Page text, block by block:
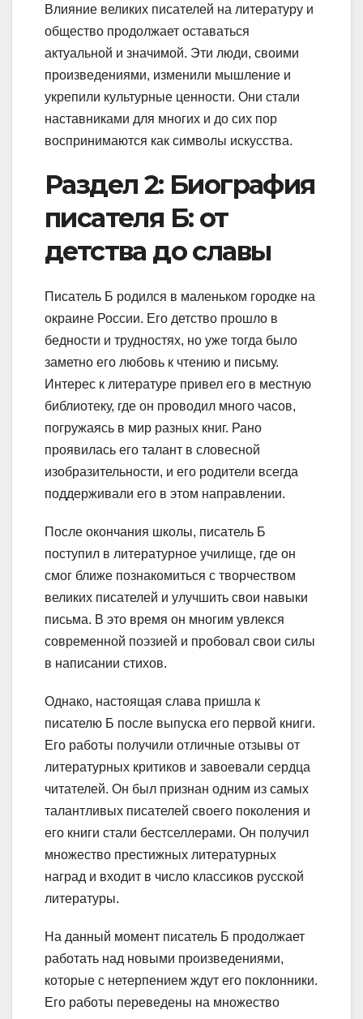
Влияние великих писателей на литературу и
общество продолжает оставаться
актуальной и значимой. Эти люди, своими
произведениями, изменили мышление и
укрепили культурные ценности. Они стали
наставниками для многих и до сих пор
воспринимаются как символы искусства.
Раздел 2: Биография
писателя Б: от
детства до славы
Писатель Б родился в маленьком городке на
окраине России. Его детство прошло в
бедности и трудностях, но уже тогда было
заметно его любовь к чтению и письму.
Интерес к литературе привел его в местную
библиотеку, где он проводил много часов,
погружаясь в мир разных книг. Рано
проявилась его талант в словесной
изобразительности, и его родители всегда
поддерживали его в этом направлении.
После окончания школы, писатель Б
поступил в литературное училище, где он
смог ближе познакомиться с творчеством
великих писателей и улучшить свои навыки
письма. В это время он многим увлекся
современной поэзией и пробовал свои силы
в написании стихов.
Однако, настоящая слава пришла к
писателю Б после выпуска его первой книги.
Его работы получили отличные отзывы от
литературных критиков и завоевали сердца
читателей. Он был признан одним из самых
талантливых писателей своего поколения и
его книги стали бестселлерами. Он получил
множество престижных литературных
наград и входит в число классиков русской
литературы.
На данный момент писатель Б продолжает
работать над новыми произведениями,
которые с нетерпением ждут его поклонники.
Его работы переведены на множество